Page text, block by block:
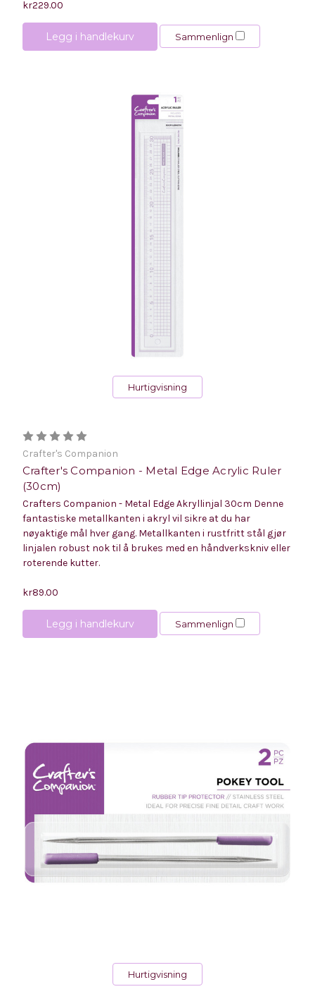
kr229.00
Legg i handlekurv Sammenlign
Hurtigvisning
Crafter's Companion
Crafter's Companion - Metal Edge Acrylic Ruler
(30cm)
Crafters Companion - Metal Edge Akryllinjal 30cm Denne
fantastiske metallkanten i akryl vil sikre at du har
nøyaktige mål hver gang. Metallkanten i rustfritt stål gjør
linjalen robust nok til å brukes med en håndverkskniv eller
roterende kutter.
kr89.00
Legg i handlekurv Sammenlign
Hurtigvisning